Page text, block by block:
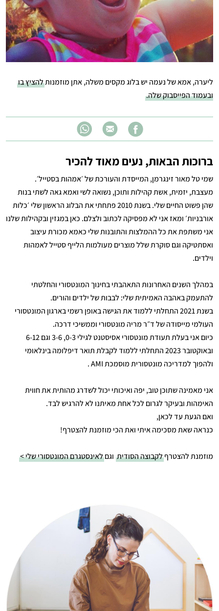
ליערה, אמא של נעמה יש בלוג מקסים משלה, אתן מוזמנותלהציץ בו
ובעמוד הפייסבוק שלה.
ברוכות הבאות, נעים מאוד להכיר
שמי טל מאור זינגרמן, המייסדת והעורכת של ׳אמהות בסטייל׳.
מעצבת, יזמית, אשת קהילות ותוכן, נשואה לשי ואמא גאה לשתי בנות
שהן פשוט החיים שלי. בשנת 2010 פתחתי את הבלוג הראשון שלי ׳כלות
אורבניות׳ ומאז אני לא מפסיקה לכתוב ולצלם. כאן במגזין ובקהילות שלנו
אני משתפת את כל ההמלצות והתובנות שלי כאמא מכורת עיצוב
ואסתטיקה וגם סוקרת שלל מוצרים מעולמות הלייף סטייל לאמהות
וילדים.
במהלך השנים האחרונות התאהבתי בחינוך המונטסורי והחלטתי
להתעמק באהבה האמיתית שלי: לבבות של ילדים והורים.
בשנת 2021 התחלתי ללמוד את הגישה באופן רשמי בארגון המונטסורי
העולמי מייסודה של ד״ר מריה מונטסורי וממשיכי דרכה.
כיום אני בעלת תעודת מונטסורי אסיסטנט לגילי 0-3, 3-6 וגם 6-12
ובאוקטובר 2023 התחלתי ללמוד לקבלת תואר דיפלומה בינלאומי
ולהפוך למדריכה מונטסורית מוסמכת AMI .
אני מאמינה שתוכן טוב, יפה ואיכותי יכול לשדרג מהותית את חווית
האימהות ובעיקר לגרום לכל אחת מאיתנו לא להרגיש לבד.
ואם הגעת עד לכאן,
כנראה שאת מסכימה איתי ואת הכי מוזמנת להצטרף!
מוזמנת להצטרףלקבוצה הסודיתוגםלאינסטגרם המונטסורי שלי >